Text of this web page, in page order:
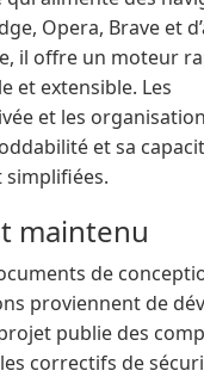
Opera, Brave et
il offre un moteur
et extensible. Les
et les
et sa
maintenu
de
proviennent de
publie des
correctifs de